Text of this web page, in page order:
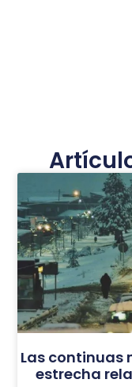
Las continuas
estrecha